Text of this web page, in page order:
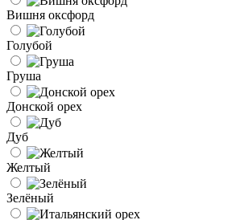
Вишня оксфорд
Голубой
Груша
Донской орех
Дуб
Желтый
Зелёный